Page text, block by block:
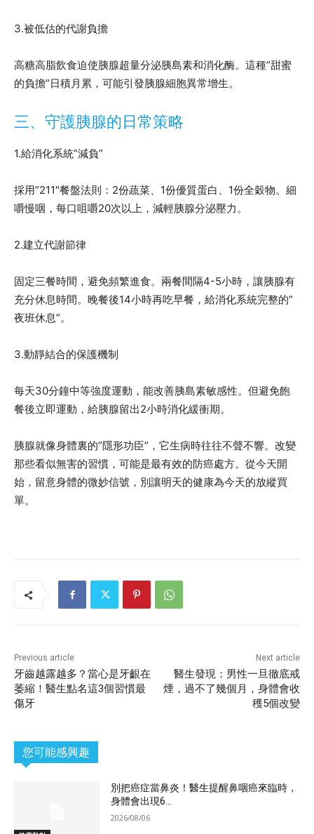
3.被低估的代謝負擔
高糖高脂飲食迫使胰腺超量分泌胰島素和消化酶。這種”甜蜜
的負擔”日積月累，可能引發胰腺細胞異常增生。
三、守護胰腺的日常策略
1.給消化系統”減負”
採用”211″餐盤法則：2份蔬菜、1份優質蛋白、1份全穀物。細
嚼慢咽，每口咀嚼20次以上，減輕胰腺分泌壓力。
2.建立代謝節律
固定三餐時間，避免頻繁進食。兩餐間隔4-5小時，讓胰腺有
充分休息時間。晚餐後14小時再吃早餐，給消化系統完整的”
夜班休息”。
3.動靜結合的保護機制
每天30分鐘中等強度運動，能改善胰島素敏感性。但避免飽
餐後立即運動，給胰腺留出2小時消化緩衝期。
胰腺就像身體裏的”隱形功臣”，它生病時往往不聲不響。改變
那些看似無害的習慣，可能是最有效的防癌處方。從今天開
始，留意身體的微妙信號，別讓明天的健康為今天的放縱買
單。
Previous article
牙齒越露越多？當心是牙齦在
萎縮！醫生點名這3個習慣最
傷牙
Next article
醫生發現：男性一旦徹底戒
煙，過不了幾個月，身體會收
穫5個改變
您可能感興趣
別把癌症當鼻炎！醫生提醒鼻咽癌來臨時，
身體會出現6...
2026/08/06